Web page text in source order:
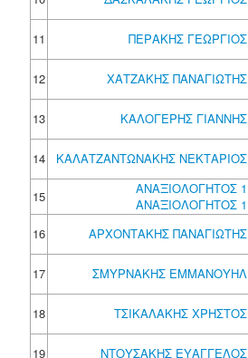
11 ΠΕΡΑΚΗΣ ΓΕΩΡΓΙΟΣ
12 ΧΑΤΖΑΚΗΣ ΠΑΝΑΓΙΩΤΗΣ
13
ΚΑΛΟΓΕΡΗΣ ΓΙΑΝΝΗΣ
14 ΚΑΛΑΤΖΑΝΤΩΝΑΚΗΣ ΝΕΚΤΑΡΙΟΣ
15
ΑΝΑΞΙΟΛΟΓΗΤΟΣ 1
ΑΝΑΞΙΟΛΟΓΗΤΟΣ 1
16
ΑΡΧΟΝΤΑΚΗΣ ΠΑΝΑΓΙΩΤΗΣ
17
ΣΜΥΡΝΑΚΗΣ ΕΜΜΑΝΟΥΗΛ
18
ΤΣΙΚΑΛΑΚΗΣ ΧΡΗΣΤΟΣ
19 ΝΤΟΥΣΑΚΗΣ ΕΥΑΓΓΕΛΟΣ